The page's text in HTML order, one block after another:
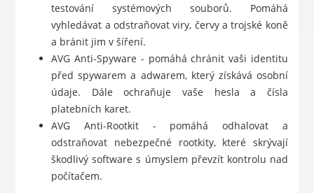
testování systémových souborů. Pomáhá
vyhledávat a odstraňovat viry, červy a trojské koně
a bránit jim v šíření.
AVG Anti-Spyware - pomáhá chránit vaši identitu
před spywarem a adwarem, který získává osobní
údaje. Dále ochraňuje vaše hesla a čísla
platebních karet.
AVG Anti-Rootkit - pomáhá odhalovat a
odstraňovat nebezpečné rootkity, které skrývají
škodlivý software s úmyslem převzít kontrolu nad
počítačem.